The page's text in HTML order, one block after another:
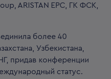
ARISTAN EPC, ГК ФСК,
более 40
Узбекистана,
придав конференции
статус.